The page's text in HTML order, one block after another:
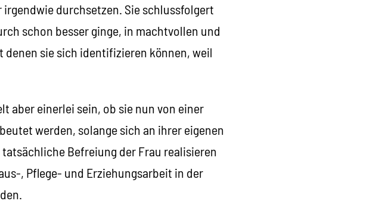
durchsetzen. Sie schlussfolgert
schon besser ginge, in machtvollen und
sie sich identifizieren können, weil
aber einerlei sein, ob sie nun von einer
werden, solange sich an ihrer eigenen
Befreiung der Frau realisieren
, Pflege- und Erziehungsarbeit in der